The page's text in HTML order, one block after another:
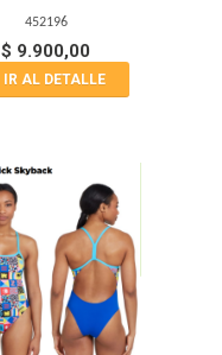
452196
$ 9.900,00
IR AL DETALLE